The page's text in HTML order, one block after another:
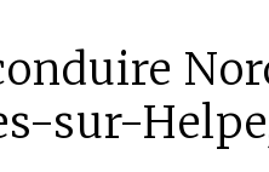
sur-